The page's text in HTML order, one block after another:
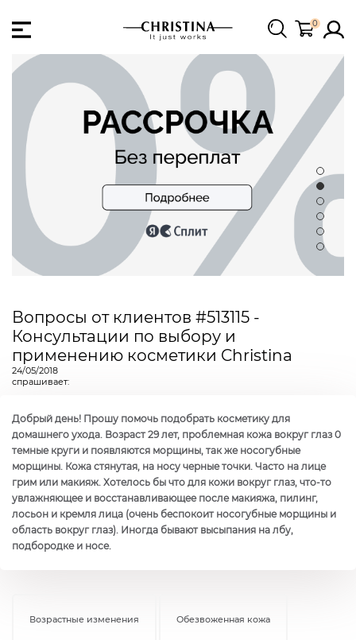
0
Вопросы от клиентов #513115 -
Консультации по выбору и
применению косметики Christina
24/05/2018
спрашивает:
Добрый день! Прошу помочь подобрать косметику для
домашнего ухода. Возраст 29 лет, проблемная кожа вокруг глаз 0
темные круги и появляются морщины, так же носогубные
морщины. Кожа стянутая, на носу черные точки. Часто на лице
грим или макияж. Хотелось бы что для кожи вокруг глаз, что-то
увлажняющее и восстанавливающее после макияжа, пилинг,
лосьон и кремля лица (очень беспокоит носогубные морщины и
область вокруг глаз). Иногда бывают высыпания на лбу,
подбородке и носе.
Возрастные изменения Обезвоженная кожа